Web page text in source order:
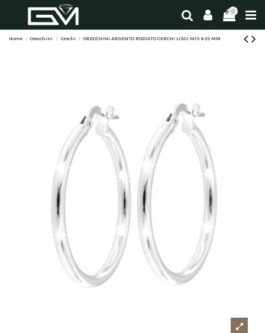
0
Home Orecchini Cerchi ORECCHINI ARGENTO RODIATO CERCHI LISCI MIS 6 25 MM